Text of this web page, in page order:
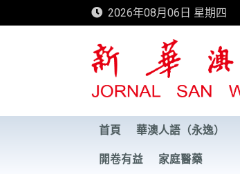
to
2026年08月06日 星期四
新華澳報
首頁 華澳人語（永逸）
開卷有益 家庭醫藥